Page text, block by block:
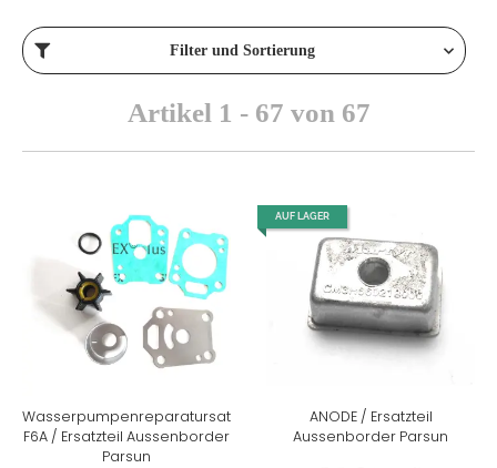
Filter und Sortierung
Artikel 1 - 67 von 67
Wasserpumpenreparatursatz
F6A / Ersatzteil Aussenborder
Parsun
AUF LAGER
ANODE / Ersatzteil
Aussenborder Parsun